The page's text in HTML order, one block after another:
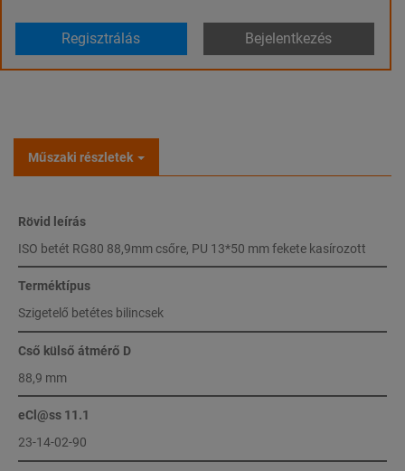
Regisztrálás Bejelentkezés
Műszaki részletek
Rövid leírás
ISO betét RG80 88,9mm csőre, PU 13*50 mm fekete kasírozott
Terméktípus
Szigetelő betétes bilincsek
Cső külső átmérő D
88,9 mm
eCl@ss 11.1
23-14-02-90